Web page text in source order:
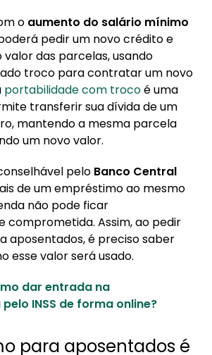
o aumento do salário mínimo
pedir um novo crédito e
das parcelas, usando
troco para contratar um novo
portabilidade com trocoé uma
transferir sua dívida de um
mantendo a mesma parcela
um novo valor.
pelo Banco Central
de um empréstimo ao mesmo
não pode ficar
Assim, ao pedir
aposentados, é preciso saber
esse valor será usado.
dar entrada na
INSS de forma online?
para aposentados é